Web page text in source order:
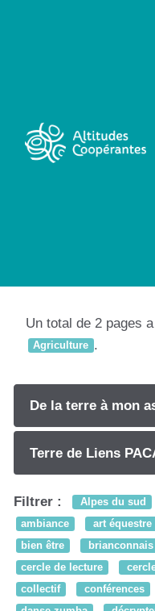
Aller au contenu
Un total de 2 pages
Agriculture .
De la terre à mon
Terre de Liens
Filtrer : Alpes du sud
ambiance
art équestre
bien être
brianconnais
cercle de lecture
collectif
conférences